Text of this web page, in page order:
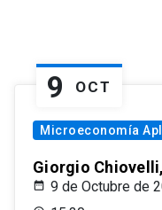
9 OCT
Microeconomía
Giorgio
9 de Octubre de